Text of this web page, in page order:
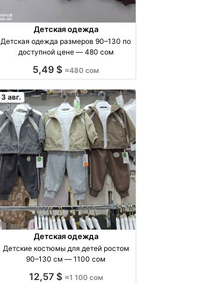
Детская одежда
Детская одежда размеров 90–130 по
доступной цене — 480 сом
5,49 $ ≈480 сом
3 авг.
Детская одежда
Детские костюмы для детей ростом
90–130 см — 1100 сом
12,57 $ ≈1 100 сом